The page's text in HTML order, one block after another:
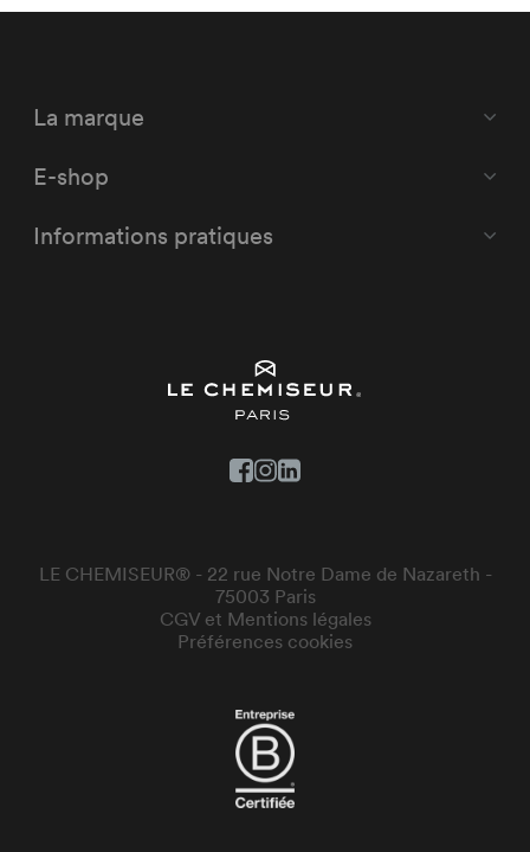
La marque
E-shop
Informations pratiques
LE CHEMISEUR® - 22 rue Notre Dame de Nazareth -
75003 Paris
CGV et Mentions légales
Préférences cookies